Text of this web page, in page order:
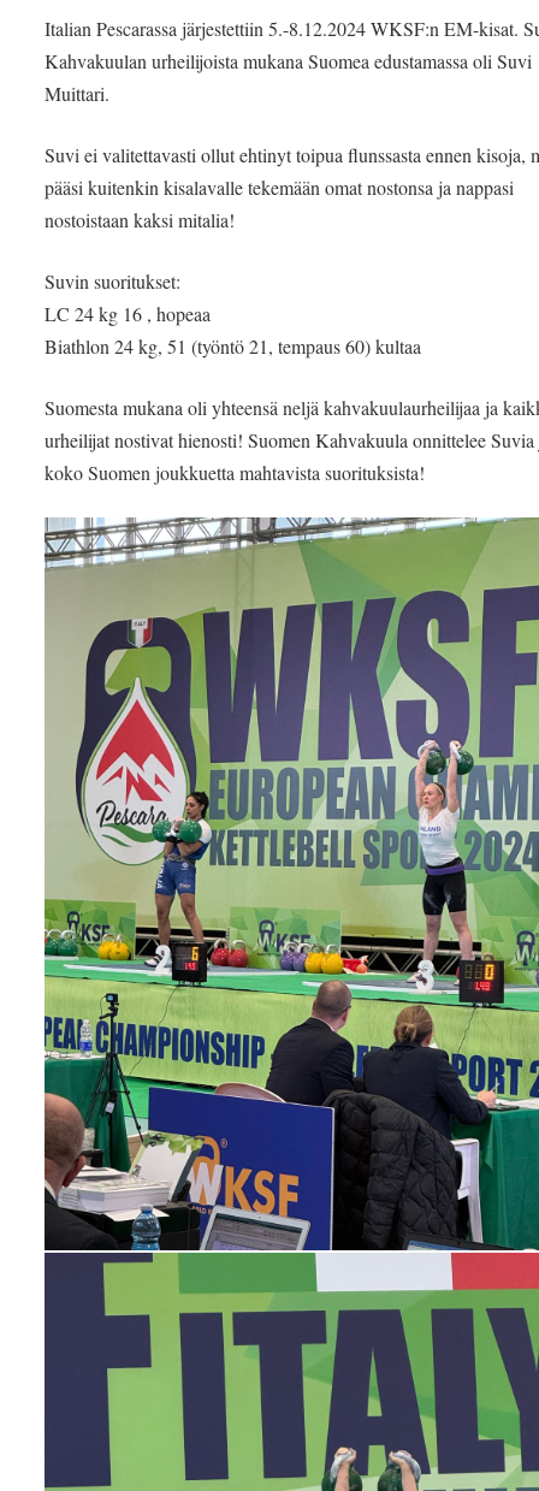
Italian Pescarassa järjestettiin 5.-8.12.2024 WKSF:n EM-kisat.
Kahvakuulan urheilijoista mukana Suomea edustamassa oli Suvi
Muittari.
Suvi ei valitettavasti ollut ehtinyt toipua flunssasta ennen kisoja,
pääsi kuitenkin kisalavalle tekemään omat nostonsa ja nappasi
nostoistaan kaksi mitalia!
Suvin suoritukset:
LC 24 kg 16 , hopeaa
Biathlon 24 kg, 51 (työntö 21, tempaus 60) kultaa
Suomesta mukana oli yhteensä neljä kahvakuulaurheilijaa ja
urheilijat nostivat hienosti! Suomen Kahvakuula onnittelee Suvia
koko Suomen joukkuetta mahtavista suorituksista!